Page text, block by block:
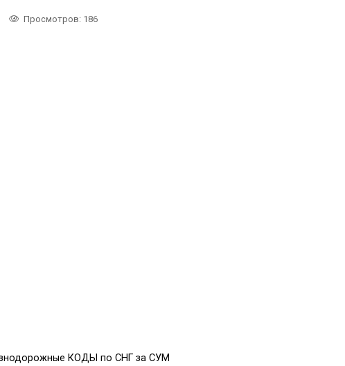
Просмотров: 186
КОДЫ по СНГ за СУМ